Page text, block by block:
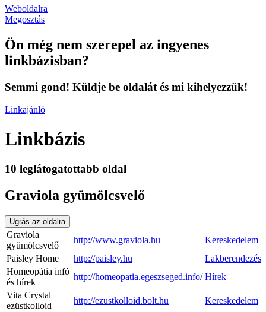
Weboldalra
Megosztás
Ön még nem szerepel az ingyenes
linkbázisban?
Semmi gond! Küldje be oldalát és mi kihelyezzük!
Linkajánló
Linkbázis
10 leglátogatottabb oldal
Graviola gyümölcsvelő
Ugrás az oldalra
Graviola
gyümölcsvelő
http://www.graviola.hu
Kereskedelem
Paisley Home
http://paisley.hu
Lakberendezés
Homeopátia infó
és hírek
http://homeopatia.egeszseged.info/ Hírek
Vita Crystal
ezüstkolloid
http://ezustkolloid.bolt.hu
Kereskedelem